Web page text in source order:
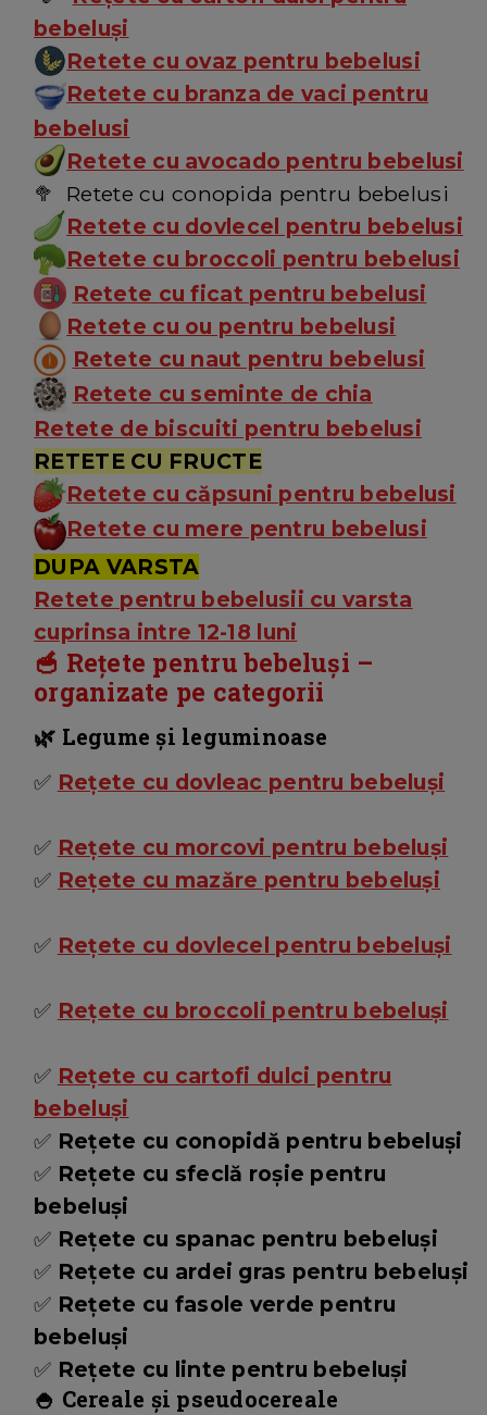
bebeluși
Retete cu ovaz pentru bebelusi
Retete cu branza de vaci pentru
bebelusi
Retete cu avocado pentru bebelusi
🥦 Retete cu conopida pentru bebelusi
Retete cu dovlecel pentru bebelusi
Retete cu broccoli pentru bebelusi
Retete cu ficat pentru bebelusi
Retete cu ou pentru bebelusi
Retete cu naut pentru bebelusi
Retete cu seminte de chia
Retete de biscuiti pentru bebelusi
RETETE CU FRUCTE
Retete cu căpsuni pentru bebelusi
Retete cu mere pentru bebelusi
DUPA VARSTA
Retete pentru bebelusii cu varsta
cuprinsa intre 12-18 luni
🥣 Rețete pentru bebeluși –
organizate pe categorii
🌿 Legume și leguminoase
✅ Rețete cu dovleac pentru bebeluși
✅ Rețete cu morcovi pentru bebeluși
✅ Rețete cu mazăre pentru bebeluși
✅ Rețete cu dovlecel pentru bebeluși
✅ Rețete cu broccoli pentru bebeluși
✅ Rețete cu cartofi dulci pentru
bebeluși
✅ Rețete cu conopidă pentru bebeluși
✅ Rețete cu sfeclă roșie pentru
bebeluși
✅ Rețete cu spanac pentru bebeluși
✅ Rețete cu ardei gras pentru bebeluși
✅ Rețete cu fasole verde pentru
bebeluși
✅ Rețete cu linte pentru bebeluși
🍚 Cereale și pseudocereale